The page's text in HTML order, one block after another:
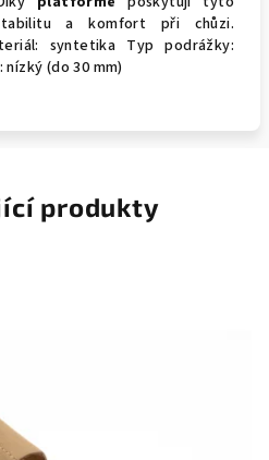
a komfort při chůzi.
syntetika Typ podrážky:
(do 30 mm)
produkty